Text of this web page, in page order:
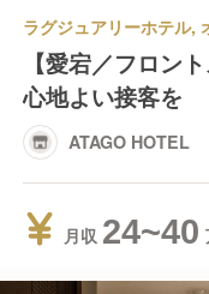
【愛宕／フロン
心地よい接客を
ATAGO HOTEL
月収 24~40